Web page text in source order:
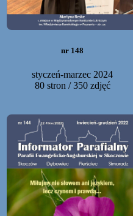
nr 148
styczeń-marzec 2024
80 stron / 350 zdjęć